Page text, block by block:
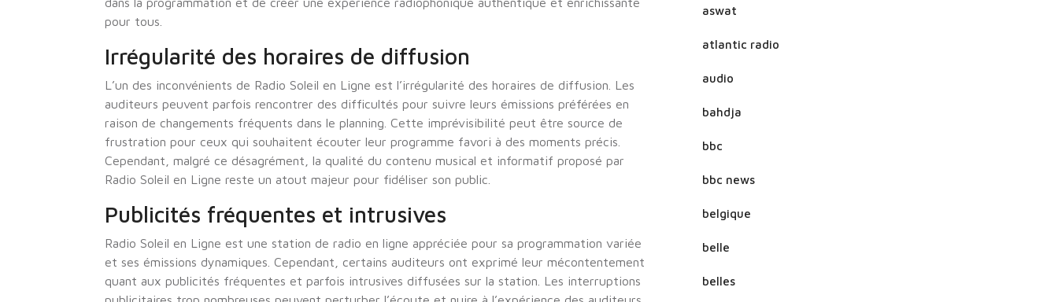
pour tous.
Irrégularité des horaires de diffusion
L’un des inconvénients de Radio Soleil en Ligne est l’irrégularité des horaires de diffusion. Les
auditeurs peuvent parfois rencontrer des difficultés pour suivre leurs émissions préférées en
raison de changements fréquents dans le planning. Cette imprévisibilité peut être source de
frustration pour ceux qui souhaitent écouter leur programme favori à des moments précis.
Cependant, malgré ce désagrément, la qualité du contenu musical et informatif proposé par
Radio Soleil en Ligne reste un atout majeur pour fidéliser son public.
Publicités fréquentes et intrusives
Radio Soleil en Ligne est une station de radio en ligne appréciée pour sa programmation variée
et ses émissions dynamiques. Cependant, certains auditeurs ont exprimé leur mécontentement
quant aux publicités fréquentes et parfois intrusives diffusées sur la station. Les interruptions
aswat
atlantic radio
audio
bahdja
bbc
bbc news
belgique
belle
belles